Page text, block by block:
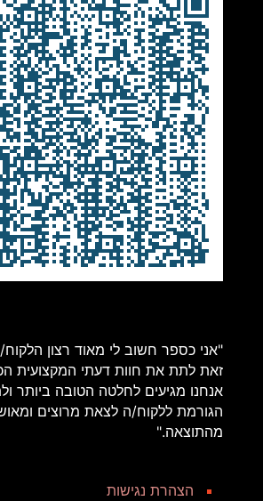
"אני כספר חשוב לי מאוד רצון
זאת לתת את חוות דעתי המקצועית
אנחנו מגיעים לחלטה הטובה ביותר
הגורמת ללקוח/ה לצאת מרוצים
מהתוצאה."
הצהרת נגישות